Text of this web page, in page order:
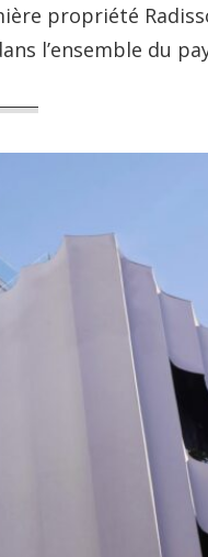
propriété
l’ensemble du